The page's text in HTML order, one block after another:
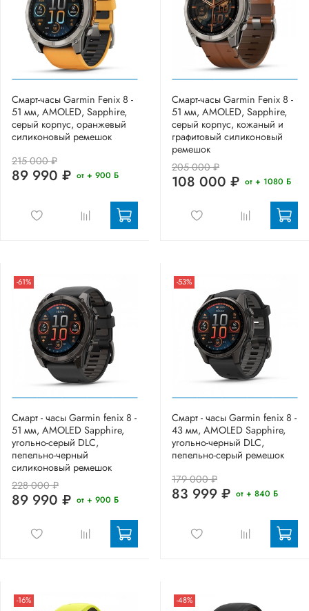
Смарт-часы Garmin Fenix 8 -
51 мм, AMOLED, Sapphire,
серый корпус, оранжевый
силиконовый ремешок
215 000 ₽
89 990 ₽ от + 900 Б
Смарт-часы Garmin Fenix 8 -
51 мм, AMOLED, Sapphire,
серый корпус, кожаный и
графитовый силиконовый
ремешок
205 000 ₽
108 000 ₽ от + 1080 Б
-61%
Смарт - часы Garmin fenix 8 -
51 мм, AMOLED Sapphire,
угольно-серый DLC,
пепельно-черный
силиконовый ремешок
228 000 ₽
89 990 ₽ от + 900 Б
-53%
Смарт - часы Garmin fenix 8 -
43 мм, AMOLED Sapphire,
угольно-черный DLC,
пепельно-серый ремешок
179 000 ₽
83 999 ₽ от + 840 Б
-16% -48%